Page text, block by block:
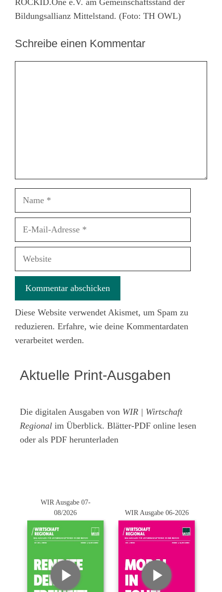
ROCKID.One e.V. am Gemeinschaftsstand der
Bildungsallianz Mittelstand. (Foto: TH OWL)
Schreibe einen Kommentar
Name
Website
Diese Website verwendet Akismet, um Spam zu
reduzieren. Erfahre, wie deine Kommentardaten
verarbeitet werden.
Aktuelle Print-Ausgaben
Die digitalen Ausgaben von WIR | Wirtschaft
Regional im Überblick. Blätter-PDF online lesen
oder als PDF herunterladen
WIR Ausgabe 07-
08/2026
WIR Ausgabe 06-2026